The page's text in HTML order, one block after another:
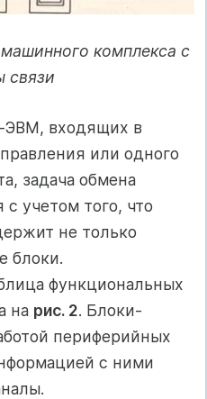
комплекса с
связи
ЭВМ, входящих в
или одного
задача обмена
учетом того, что
не только
блоки.
функциональных
на рис. 2. Блоки-
периферийных
с ними